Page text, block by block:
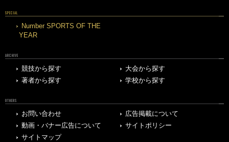
SPECIAL
Number SPORTS OF THE
YEAR
ARCHIVE
競技から探す
大会から探す
著者から探す
学校から探す
OTHERS
お問い合わせ
広告掲載について
動画・バナー広告について
サイトポリシー
サイトマップ